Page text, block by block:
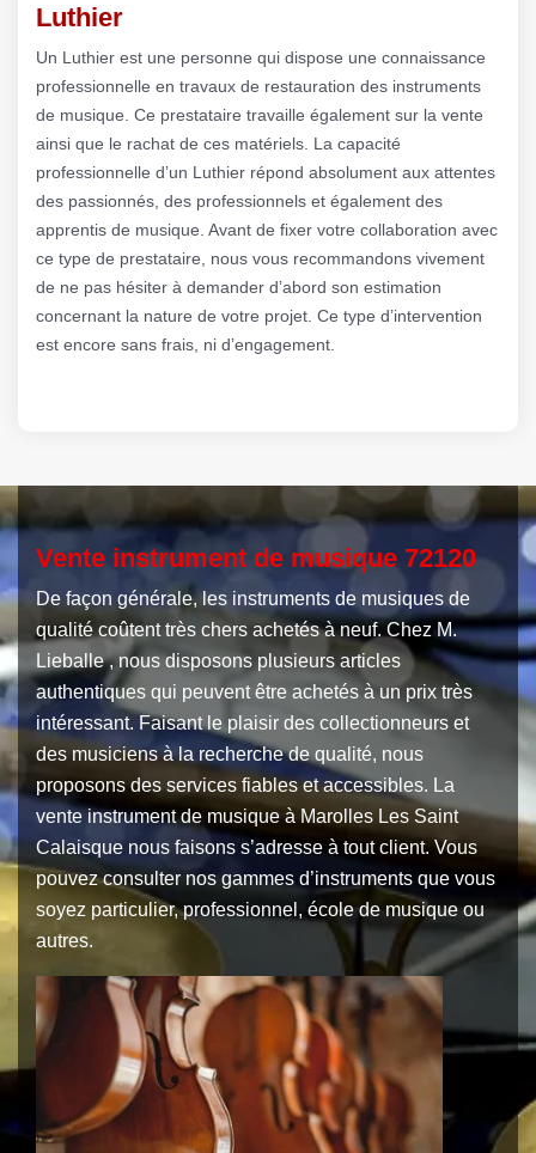
Luthier
Un Luthier est une personne qui dispose une connaissance
professionnelle en travaux de restauration des instruments
de musique. Ce prestataire travaille également sur la vente
ainsi que le rachat de ces matériels. La capacité
professionnelle d’un Luthier répond absolument aux attentes
des passionnés, des professionnels et également des
apprentis de musique. Avant de fixer votre collaboration avec
ce type de prestataire, nous vous recommandons vivement
de ne pas hésiter à demander d’abord son estimation
concernant la nature de votre projet. Ce type d’intervention
est encore sans frais, ni d’engagement.
Vente instrument de musique 72120
De façon générale, les instruments de musiques de
qualité coûtent très chers achetés à neuf. Chez M.
Lieballe , nous disposons plusieurs articles
authentiques qui peuvent être achetés à un prix très
intéressant. Faisant le plaisir des collectionneurs et
des musiciens à la recherche de qualité, nous
proposons des services fiables et accessibles. La
vente instrument de musique à Marolles Les Saint
Calaisque nous faisons s’adresse à tout client. Vous
pouvez consulter nos gammes d’instruments que vous
soyez particulier, professionnel, école de musique ou
autres.